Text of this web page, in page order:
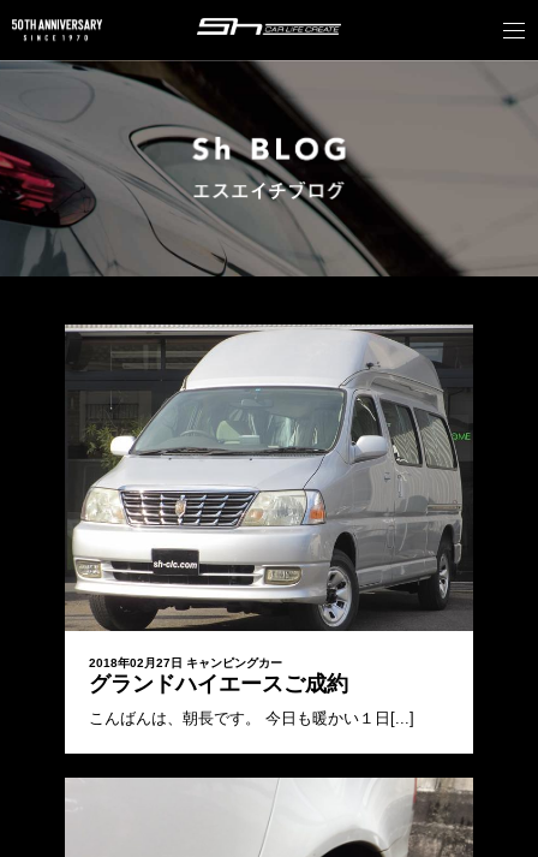
2018年02月27日 キャンピングカー
グランドハイエースご成約
こんばんは、朝長です。 今日も暖かい１日[...]